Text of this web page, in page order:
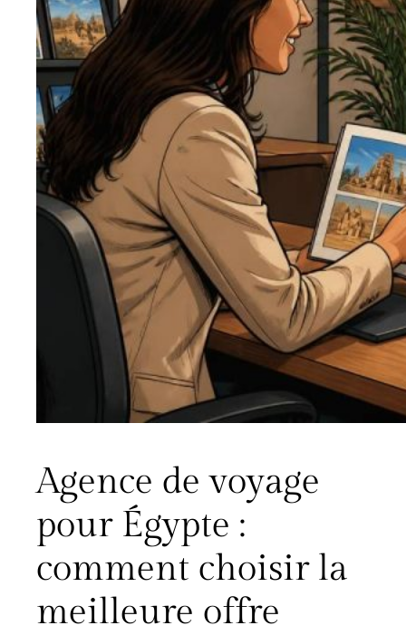
Agence de voyage
pour Égypte :
comment choisir la
meilleure offre